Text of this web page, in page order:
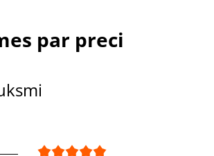
par preci